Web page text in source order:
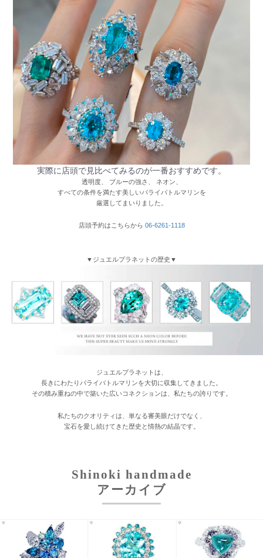
実際に店頭で見比べてみるのが一番おすすめです。
透明度、 ブルーの強さ、 ネオン、
すべての条件を満たす美しいパライバトルマリンを
厳選してまいりました。
店頭予約はこちらから 06-6261-1118
▼ジュエルプラネットの歴史▼
ジュエルプラネットは、
長きにわたりパライバトルマリンを大切に収集してきました。
その積み重ねの中で築いた広いコネクションは、私たちの誇りです。
私たちのクオリティは、単なる審美眼だけでなく、
宝石を愛し続けてきた歴史と情熱の結晶です。
Shinoki handmade
アーカイブ
お買い物を続ける カートへ進む